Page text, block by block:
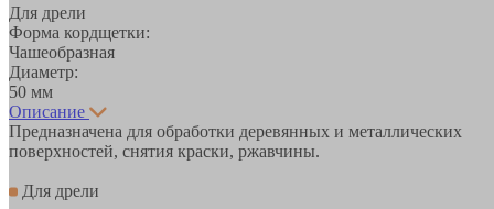
Для дрели
Форма кордщетки:
Чашеобразная
Диаметр:
50 мм
Описание
Предназначена для обработки деревянных и металлических
поверхностей, снятия краски, ржавчины.
Для дрели